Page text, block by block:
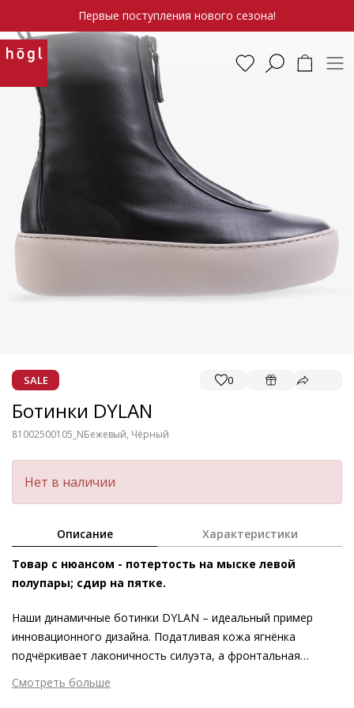
Первые поступления нового сезона!
SALE 0
Ботинки DYLAN
81002500105_NБежевый, Чёрный
Нет в наличии
Описание Характеристики
Товар с нюансом - потертость на мыске левой
полупары; сдир на пятке.
Наши динамичные ботинки DYLAN – идеальный пример
инновационного дизайна. Податливая кожа ягнёнка
подчёркивает лаконичность силуэта, а фронтальная
молния и ультралёгкая воздушная подошва добавляют
эффектности и заботятся о максимальном комфорте. Ещё
Смотреть больше